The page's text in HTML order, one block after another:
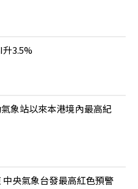
3.5%
象站以來本港境內最高紀
央氣象台發最高紅色預警